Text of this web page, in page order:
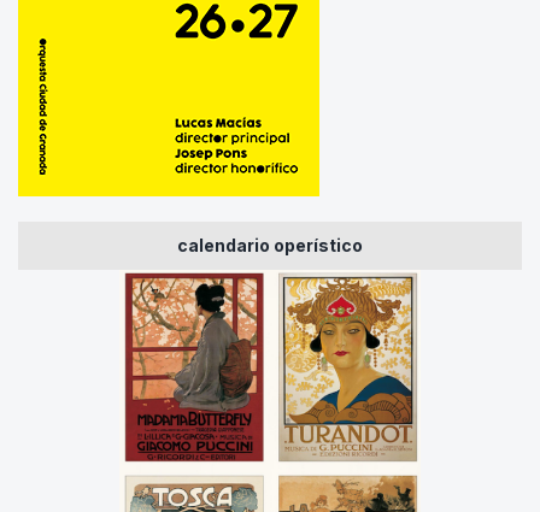
calendario operístico